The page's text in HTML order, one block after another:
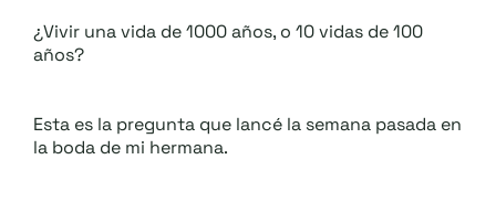
¿Vivir una vida de 1000 años, o 10 vidas de 100
años?
Esta es la pregunta que lancé la semana pasada en
la boda de mi hermana.